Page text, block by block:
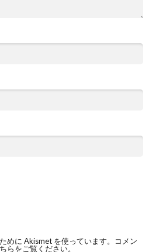
めに Akismet を使っています。
コメン
らをご覧ください。